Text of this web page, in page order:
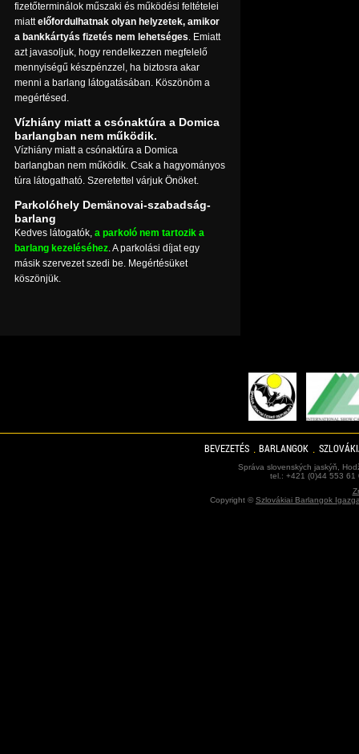
fizetőterminálok műszaki és működési feltételei
miattelőfordulhatnak olyan helyzetek, amikor
a bankkártyás fizetés nem lehetséges. Emiatt
azt javasoljuk, hogy rendelkezzen megfelelő
mennyiségű készpénzzel, ha biztosra akar
menni a barlang látogatásában. Köszönöm a
megértésed.
Vízhiány miatt a csónaktúra a Domica
barlangban nem működik.
Vízhiány miatt a csónaktúra a Domica
barlangban nem működik. Csak a hagyományos
túra látogatható. Szeretettel várjuk Önöket.
Parkolóhely Demänovai-szabadság-
barlang
Kedves látogatók, a parkoló nem tartozik a
barlang kezeléséhez. A parkolási díjat egy
másik szervezet szedi be. Megértésüket
köszönjük.
BEVEZETÉS BARLANGOK
Správa slovenských jaskýň,
tel.: +421 (0)44 553
Copyright ©Szlovákiai Barlangok